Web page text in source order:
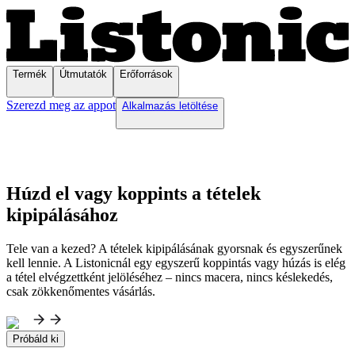
Termék Útmutatók Erőforrások
Szerezd meg az appot Alkalmazás letöltése
Húzd el vagy koppints a tételek
kipipálásához
Tele van a kezed? A tételek kipipálásának gyorsnak és egyszerűnek
kell lennie. A Listonicnál egy egyszerű koppintás vagy húzás is elég
a tétel elvégzettként jelöléséhez – nincs macera, nincs késlekedés,
csak zökkenőmentes vásárlás.
Próbáld ki